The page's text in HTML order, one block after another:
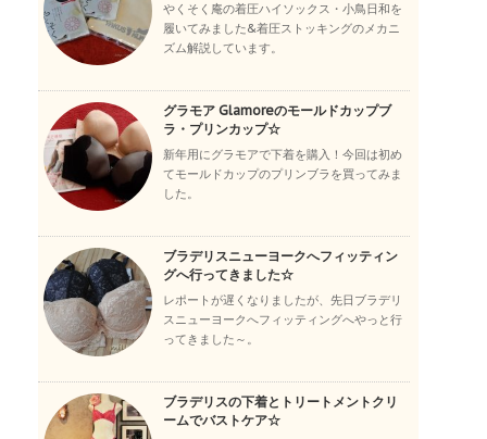
やくそく庵の着圧ハイソックス・小鳥日和を
履いてみました&着圧ストッキングのメカニ
ズム解説しています。
グラモア Glamoreのモールドカップブ
ラ・プリンカップ☆
新年用にグラモアで下着を購入！今回は初め
てモールドカップのプリンブラを買ってみま
した。
ブラデリスニューヨークへフィッティン
グへ行ってきました☆
レポートが遅くなりましたが、先日ブラデリ
スニューヨークへフィッティングへやっと行
ってきました～。
ブラデリスの下着とトリートメントクリ
ームでバストケア☆